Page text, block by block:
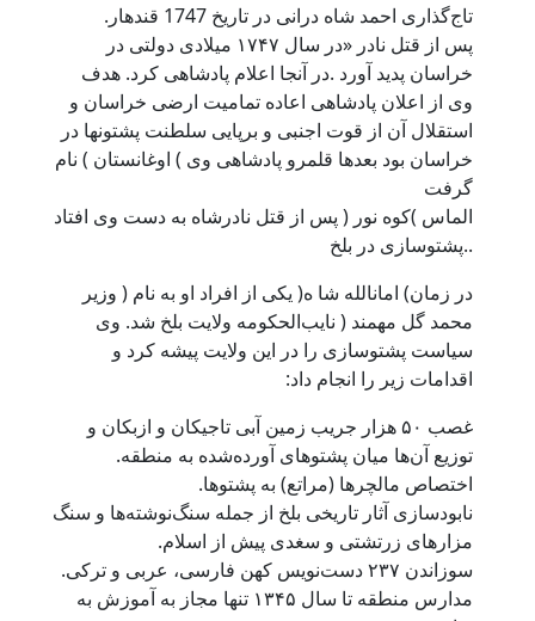
تاج‌گذاری احمد شاه درانی در تاریخ 1747 قندهار.
پس از قتل نادر «در سال ۱۷۴۷ میلادی دولتی در
خراسان پدید آورد .در آنجا اعلام پادشاهی کرد. هدف
وی از اعلان پادشاهی اعاده تمامیت ارضی خراسان و
استقلال آن از قوت اجنبی و برپایی سلطنت پشتونها در
خراسان بود بعدها قلمرو پادشاهی وی ) اوغانستان ) نام
الماس )کوه نور ( پس از قتل نادرشاه به دست وی افتاد
..پشتوسازی در بلخ
در زمان) امانالله شا ه( یکی از افراد او به نام ( وزیر
محمد گل مهمند ( نایب‌الحکومه ولایت بلخ شد. وی
سیاست پشتوسازی را در این ولایت پیشه کرد و
اقدامات زیر را انجام داد:
غصب ۵۰ هزار جریب زمین آبی تاجیکان و ازبکان و
توزیع آن‌ها میان پشتوهای آورده‌شده به منطقه.
اختصاص مالچرها (مراتع) به پشتوها.
نابودسازی آثار تاریخی بلخ از جمله سنگ‌نوشته‌ها و سنگ
مزارهای زرتشتی و سغدی پیش از اسلام.
سوزاندن ۲۳۷ دست‌نویس کهن فارسی، عربی و ترکی.
مدارس منطقه تا سال ۱۳۴۵ تنها مجاز به آموزش به